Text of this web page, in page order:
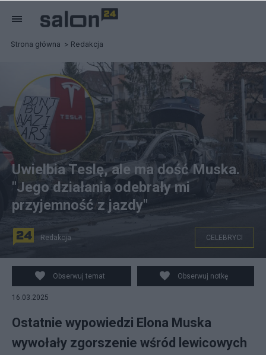
Strona główna Redakcja
na zdjęciu: jedna z kilku spalonych Tesli w Niemczech.
fot. PAP/EPA
Uwielbia Teslę, ale ma dość Muska.
"Jego działania odebrały mi
przyjemność z jazdy"
Redakcja CELEBRYCI
Obserwuj temat Obserwuj notkę
16.03.2025
Ostatnie wypowiedzi Elona Muska
wywołały zgorszenie wśród lewicowych